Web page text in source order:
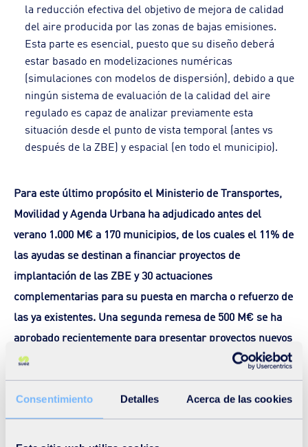
Consentimiento Detalles Acerca de las cookies
la reducción efectiva del objetivo de mejora de calidad
del aire producida por las zonas de bajas emisiones.
Esta parte es esencial, puesto que su diseño deberá
estar basado en modelizaciones numéricas
(simulaciones con modelos de dispersión), debido a que
ningún sistema de evaluación de la calidad del aire
regulado es capaz de analizar previamente esta
situación desde el punto de vista temporal (antes vs
después de la ZBE) y espacial (en todo el municipio).
Para este último propósito el Ministerio de Transportes,
Movilidad y Agenda Urbana ha adjudicado antes del
verano 1.000 M€ a 170 municipios, de los cuales el 11% de
las ayudas se destinan a financiar proyectos de
implantación de las ZBE y 30 actuaciones
complementarias para su puesta en marcha o refuerzo de
las ya existentes. Una segunda remesa de 500 M€ se ha
aprobado recientemente para presentar proyectos nuevos
y “repescar” a ayuntamientos que no han podido acudir a
la primera convocatoria.
Desde esta perspectiva, la metodología propuesta por